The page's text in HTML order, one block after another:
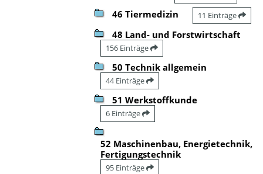
46 Tiermedizin 11 Einträge
48 Land- und Forstwirtschaft
156 Einträge
50 Technik allgemein
44 Einträge
51 Werkstoffkunde
6 Einträge
52 Maschinenbau, Energietechnik,
Fertigungstechnik
95 Einträge